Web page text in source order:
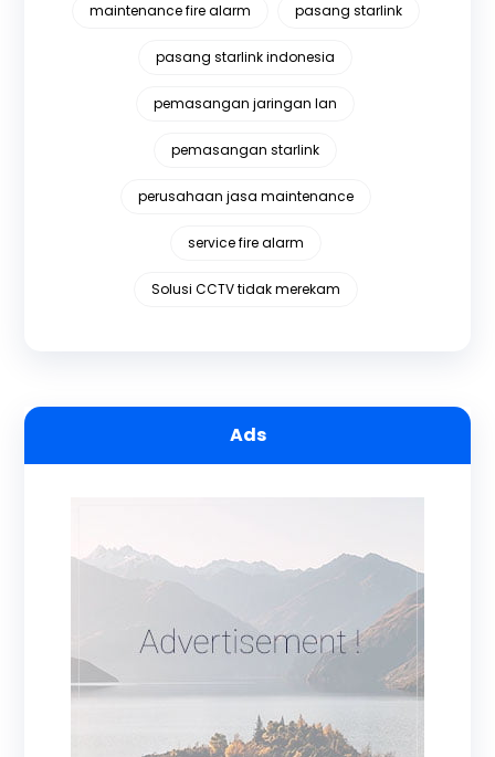
maintenance fire alarm pasang starlink
pasang starlink indonesia
pemasangan jaringan lan
pemasangan starlink
perusahaan jasa maintenance
service fire alarm
Solusi CCTV tidak merekam
Ads